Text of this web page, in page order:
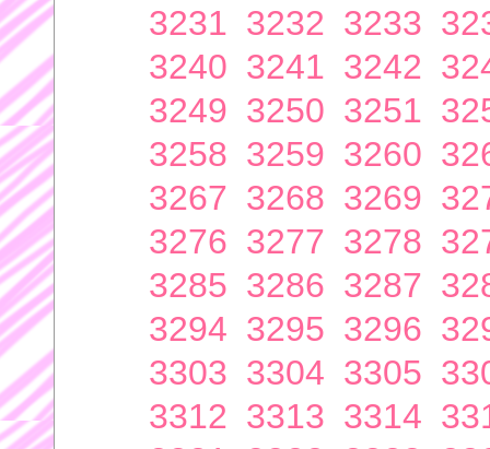
3231 3232 3233
3240 3241 3242
3249 3250 3251
3258 3259 3260
3267 3268 3269
3276 3277 3278
3285 3286 3287
3294 3295 3296
3303 3304 3305
3312 3313 3314